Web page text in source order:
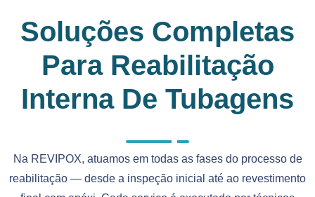
Soluções Completas
Para Reabilitação
Interna De Tubagens
Na REVIPOX, atuamos em todas as fases do processo de
reabilitação — desde a inspeção inicial até ao revestimento